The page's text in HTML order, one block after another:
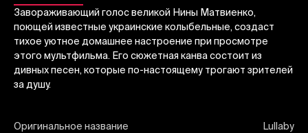
Завораживающий голос великой Нины Матвиенко,
поющей известные украинские колыбельные, создаст
тихое уютное домашнее настроение при просмотре
этого мультфильма. Его сюжетная канва состоит из
дивных песен, которые по-настоящему трогают зрителей
за душу.
Оригинальное название Lullaby